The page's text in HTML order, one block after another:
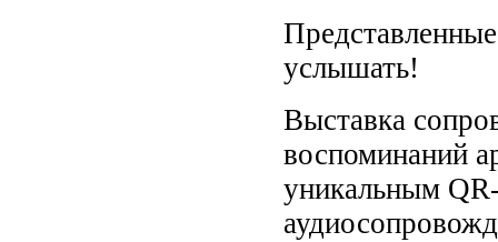
услышать!
Выставка
воспоминаний
уникальным